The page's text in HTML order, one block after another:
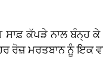
ਸਾਫ਼ ਕੱਪੜੇ ਨਾਲ ਬੰਨ੍ਹ
ਰੋਜ਼ ਮਰਤਬਾਨ ਨੂੰ ਇਕ